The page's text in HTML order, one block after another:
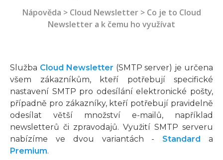
Nápověda > Cloud Newsletter> Co je to Cloud
Newsletter a k čemu ho využívat
Služba Cloud Newsletter (SMTP server) je určena
všem zákazníkům, kteří potřebují specifické
nastavení SMTP pro odesílání elektronické pošty,
případně pro zákazníky, kteří potřebují pravidelně
odesílat větší množství e-mailů, například
newsletterů či zpravodajů. Využití SMTP serveru
nabízíme ve dvou variantách - Standard a
Premium.